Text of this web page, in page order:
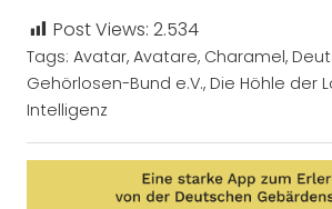
Post Views: 2.534
Tags: Avatar, Avatare, Charamel,
Gehörlosen-Bund e.V., Die Höhle der
Intelligenz